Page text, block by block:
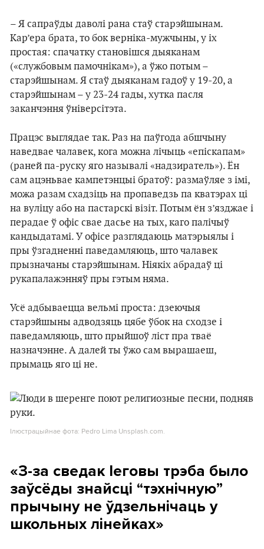
– Я сапраўды даволі рана стаў старэйшынам.
Кар’ера брата, то бок верніка-мужчыны, у іх
простая: спачатку становішся дыяканам
(«службовым памочнікам»), а ўжо потым –
старэйшынам. Я стаў дыяканам гадоў у 19-20, а
старэйшынам – у 23-24 гады, хутка пасля
заканчэння ўніверсітэта.
Працэс выглядае так. Раз на паўгода абшчыну
наведвае чалавек, кога можна лічыць «епіскапам»
(раней па-руску яго называлі «надзиратель»). Ён
сам ацэньвае кампетэнцыі братоў: размаўляе з імі,
можа разам схадзіць на пропаведзь па кватэрах ці
на вуліцу або на пастарскі візіт. Потым ён з’язджае і
перадае ў офіс свае дасье на тых, каго палічыў
кандыдатамі. У офісе разглядаюць матэрыялы і
пры ўзгадненні паведамляюць, што чалавек
прызначаны старэйшынам. Ніякіх абрадаў ці
рукапалажэнняў пры гэтым няма.
Усё адбываецца вельмі проста: дзеючыя
старэйшыны адводзяць цябе ўбок на сходзе і
паведамляюць, што прыйшоў ліст пра тваё
назначэнне. А далей ты ўжо сам вырашаеш,
прымаць яго ці не.
Ілюстрацыйнае фота: Pedro Lima Unsplash.com.
«З-за сведак Іеговы трэба было
заўсёды знайсці “тэхнічную”
прычыну не ўдзельнічаць у
школьных лінейках»